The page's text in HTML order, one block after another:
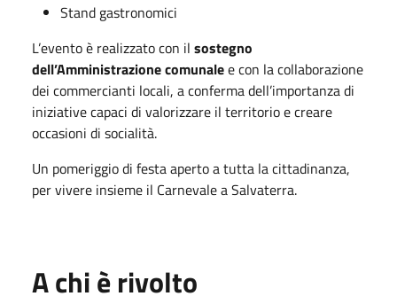
Stand gastronomici
L’evento è realizzato con il sostegno
dell’Amministrazione comunalee con la collaborazione
dei commercianti locali, a conferma dell’importanza di
iniziative capaci di valorizzare il territorio e creare
occasioni di socialità.
Un pomeriggio di festa aperto a tutta la cittadinanza,
per vivere insieme il Carnevale a Salvaterra.
A chi è rivolto